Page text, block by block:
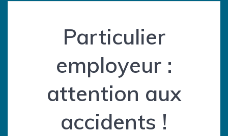
Particulier
employeur :
attention aux
accidents !